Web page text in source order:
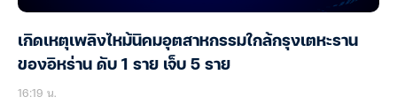
เกิดเหตุเพลิงไหม้นิคมอุตสาหกรรมใกล้กรุงเตหะราน
ของอิหร่าน ดับ 1 ราย เจ็บ 5 ราย
16:19 น.